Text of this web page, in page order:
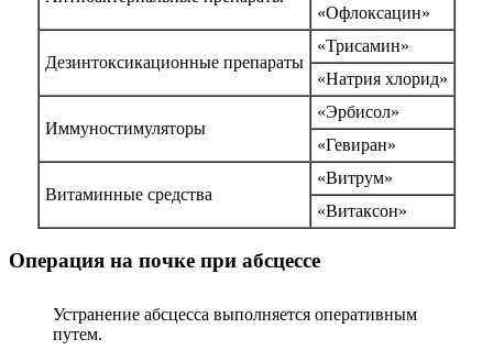
«Офлоксацин»
Дезинтоксикационные препараты
«Трисамин»
«Натрия хлорид»
Иммуностимуляторы
«Эрбисол»
«Гевиран»
Витаминные средства
«Витрум»
«Витаксон»
Операция на почке при абсцессе
Устранение абсцесса выполняется оперативным
путем.